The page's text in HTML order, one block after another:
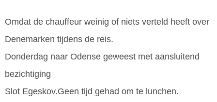
Omdat de chauffeur weinig of niets verteld heeft over
Denemarken tijdens de reis.
Donderdag naar Odense geweest met aansluitend
bezichtiging
Slot Egeskov.Geen tijd gehad om te lunchen.